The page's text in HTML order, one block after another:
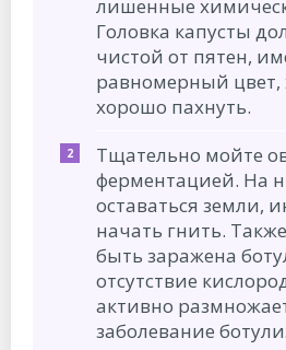
лишенные
Головка капусты
чистой от пятен,
равномерный цвет,
хорошо пахнуть.
Тщательно мойте
ферментацией. На
оставаться земли,
начать гнить.
быть заражена
отсутствие
активно
заболевание